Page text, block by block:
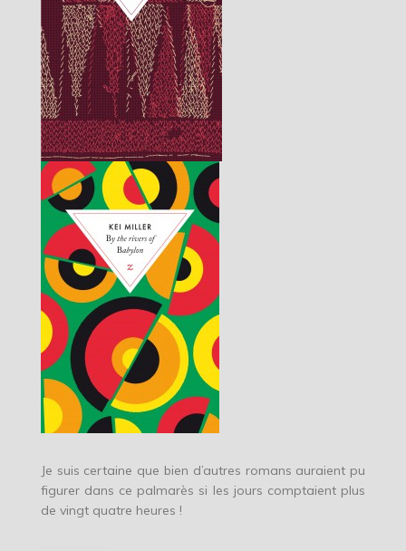
Je suis certaine que bien d’autres romans auraient pu
figurer dans ce palmarès si les jours comptaient plus
de vingt quatre heures !